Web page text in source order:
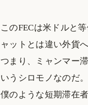
このFECは米ドルと
ャットとは違い外貨
つまり、ミャンマー
いうシロモノなのだ。
僕のような短期滞在